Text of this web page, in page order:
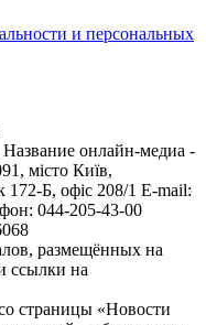
и персональных
онлайн-медиа -
місто Київ,
Б, офіс 208/1 E-mail:
044-205-43-00
размещённых на
ссылки на
страницы «Новости